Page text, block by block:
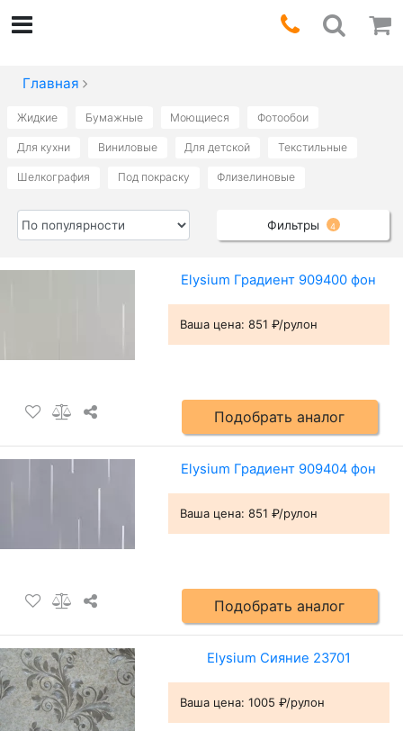
Главная
Жидкие Бумажные Моющиеся Фотообои
Для кухни Виниловые Для детской Текстильные
Шелкография Под покраску Флизелиновые
Фильтры 4
Elysium Градиент 909400 фон
Ваша цена: 851 ₽/рулон
Подобрать аналог
Elysium Градиент 909404 фон
Ваша цена: 851 ₽/рулон
Подобрать аналог
Elysium Сияние 23701
Ваша цена: 1005 ₽/рулон